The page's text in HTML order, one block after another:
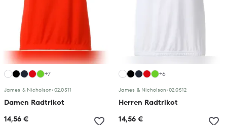
+7
James & Nicholson•02.0511
Damen Radtrikot
14,56 €
+6
James & Nicholson•02.0512
Herren Radtrikot
14,56 €